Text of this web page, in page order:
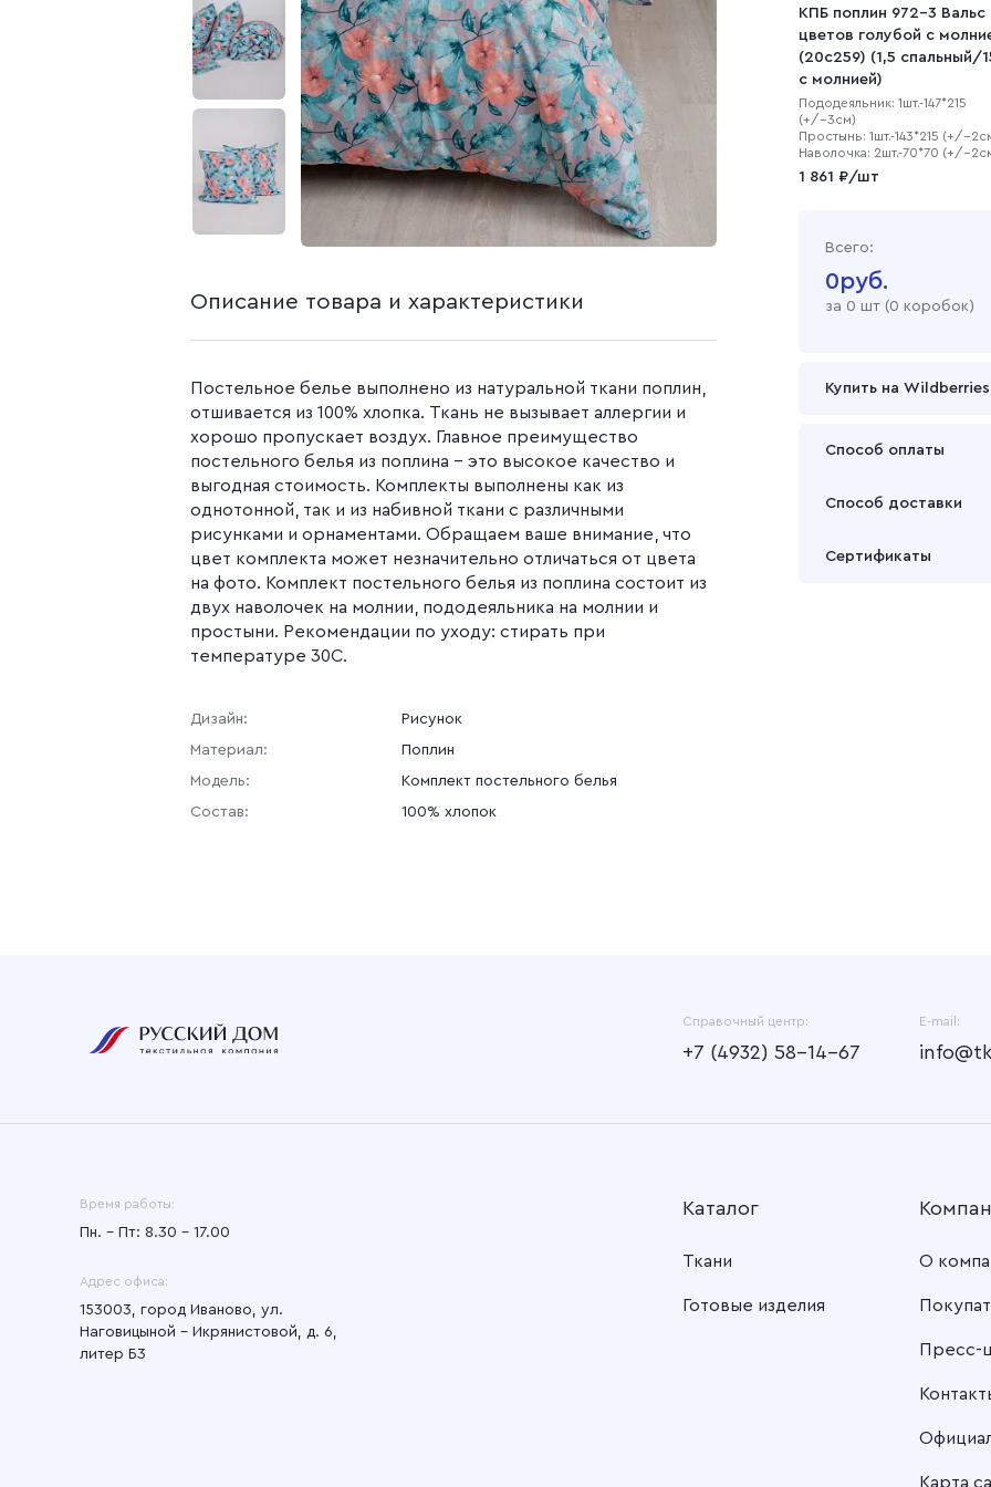
Камуфляжные ткани
Бязь гладкокрашеная
Бязь набивная
Поплин
Поплин 150 см
Поплин 220 см
Поплин гладкокрашеный
Поплин набивной
полотно
Вафельное полотно 45
см
Вафельное полотно 150
см
Вафельное полотно 120
г/м2
Вафельное полотно 150
г/м2
гладкокрашеное
Вафельное полотно
Рогожка
Рогожка набивная
Саржа
Cаржа 240 г/м2
Cаржа 260 г/м2
Наволочки (1 штука)
Наволочки (2 штуки)
Однотонные простыни
Простыни с рисунком
Салфетки
Описание товара и характеристики
Постельное белье выполнено из натуральной ткани поплин,
отшивается из 100% хлопка. Ткань не вызывает аллергии и
хорошо пропускает воздух. Главное преимущество
постельного белья из поплина – это высокое качество и
выгодная стоимость. Комплекты выполнены как из
однотонной, так и из набивной ткани с различными
рисунками и орнаментами. Обращаем ваше внимание, что
цвет комплекта может незначительно отличаться от цвета
на фото. Комплект постельного белья из поплина состоит из
двух наволочек на молнии, пододеяльника на молнии и
простыни. Рекомендации по уходу: стирать при
температуре 30С.
Дизайн:
Рисунок
Материал:
Поплин
Модель:
Комплект постельного белья
Состав:
100% хлопок
КПБ поплин 972-3 Вальс
цветов голубой с
(20с259) (1,5 спальный/
с молнией)
Пододеяльник: 1шт.-147*215
(+/-3см)
Простынь: 1шт.-143*215 (+/-
Наволочка: 2шт.-70*70 (+/-
1 861 ₽/шт
Всего:
0руб.
за 0 шт (0 коробок)
Купить на Wildberries
Способ оплаты
Способ доставки
или через
Сертификаты
Справочный центр:
+7 (4932) 58-14-67
E-mail:
Время работы:
Пн. – Пт: 8.30 – 17.00
Адрес офиса:
153003, город Иваново, ул.
Наговицыной - Икрянистовой, д. 6,
литер Б3
Каталог
Ткани
Готовые изделия
О
Пресс-
Карта